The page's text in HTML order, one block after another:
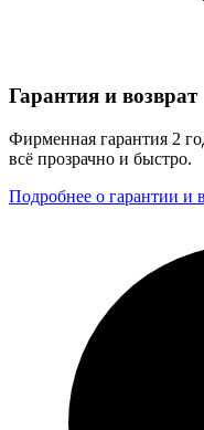
Гарантия и возврат
Фирменная гарантия 2
всё прозрачно и быстро.
Подробнее о гарантии и